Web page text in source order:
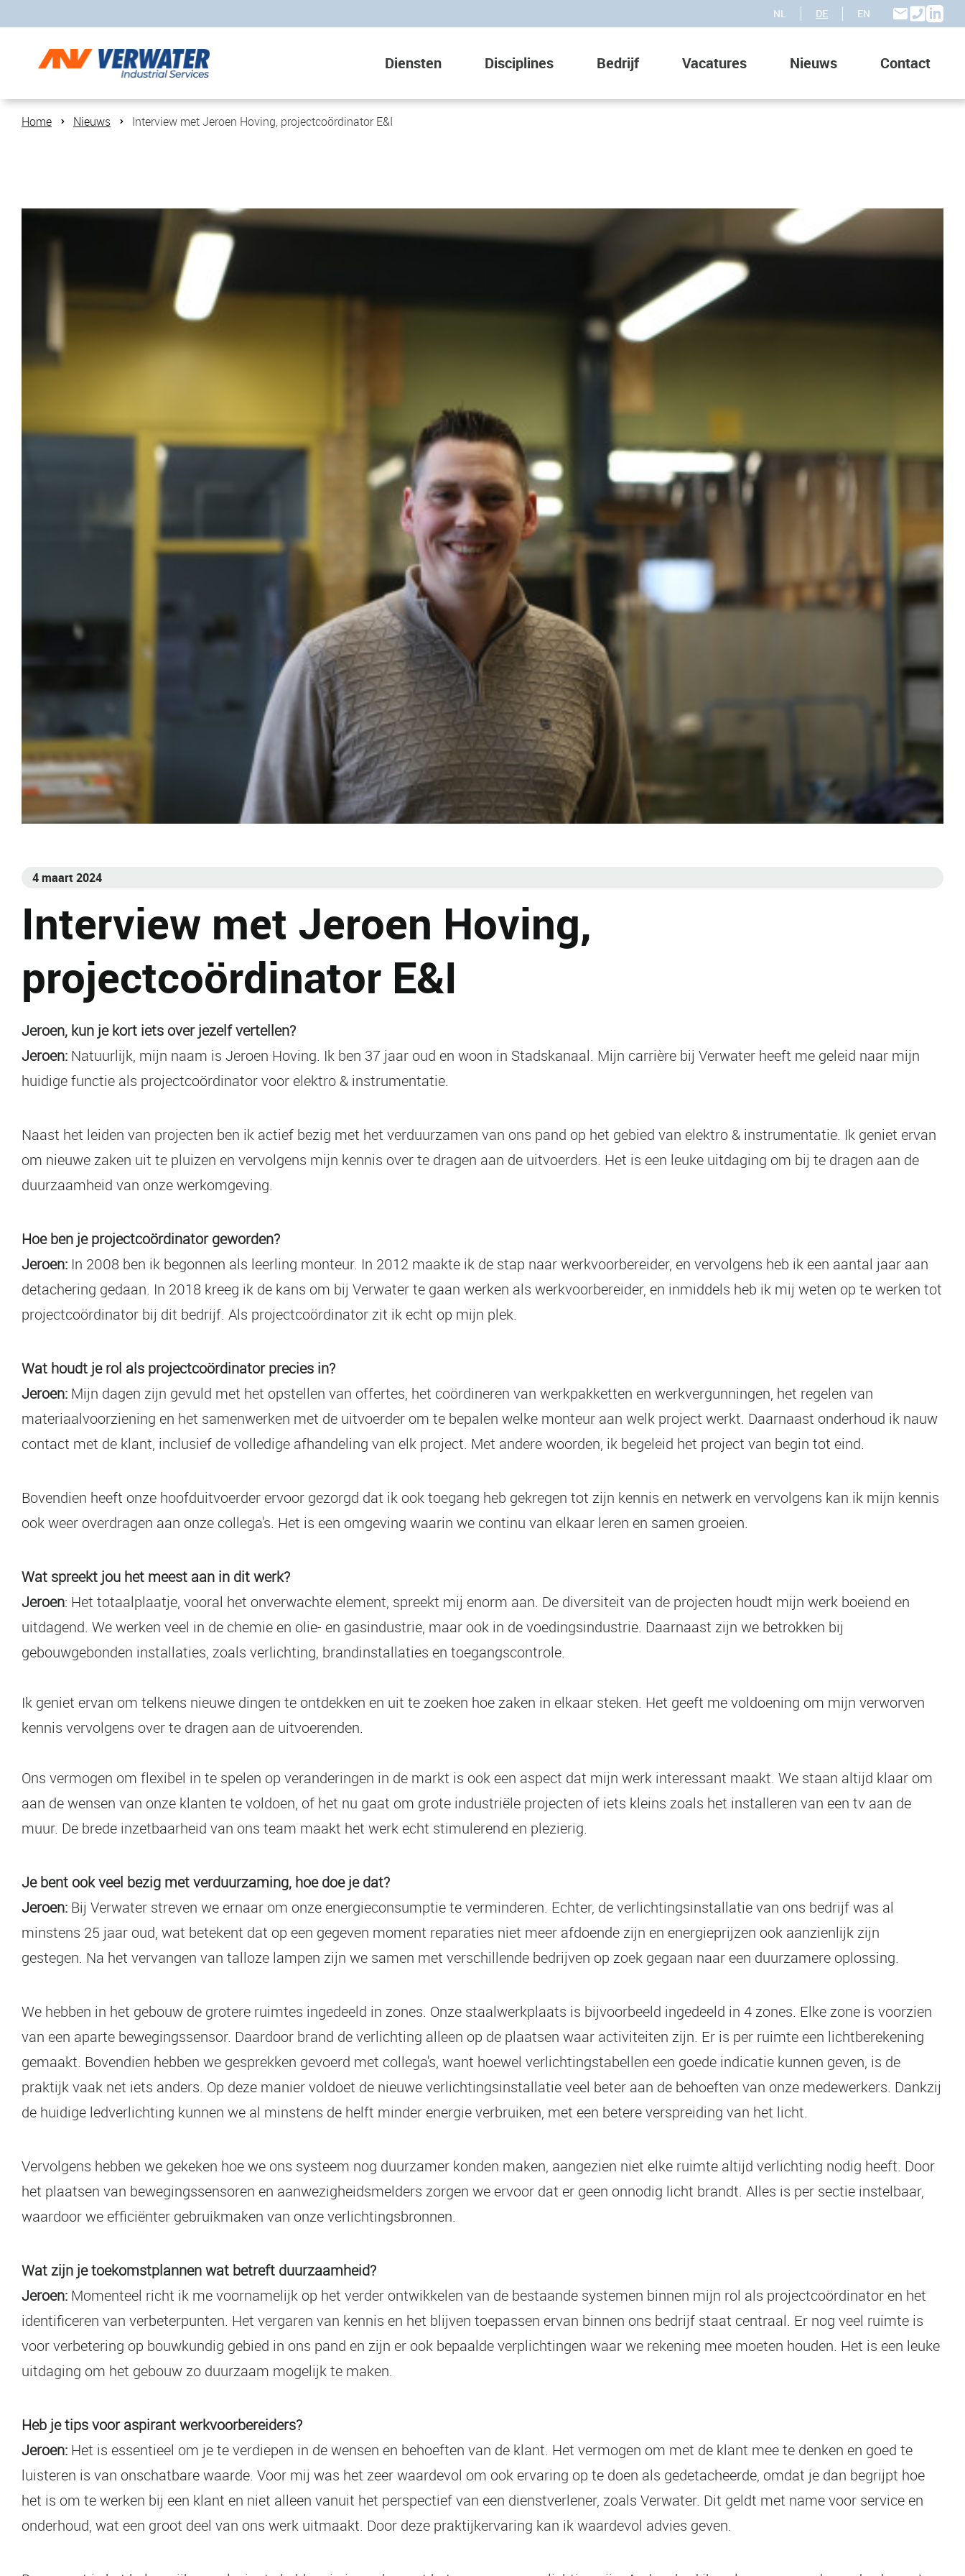
NL DE EN
Diensten Disciplines Bedrijf Vacatures Nieuws Contact
Home Nieuws Interview met Jeroen Hoving, projectcoördinator E&I
4 maart 2024
Interview met Jeroen Hoving,
projectcoördinator E&I
Jeroen, kun je kort iets over jezelf vertellen?
Jeroen: Natuurlijk, mijn naam is Jeroen Hoving. Ik ben 37 jaar oud en woon in Stadskanaal. Mijn carrière bij Verwater heeft me geleid naar mijn
huidige functie als projectcoördinator voor elektro & instrumentatie.
Naast het leiden van projecten ben ik actief bezig met het verduurzamen van ons pand op het gebied van elektro & instrumentatie. Ik geniet ervan
om nieuwe zaken uit te pluizen en vervolgens mijn kennis over te dragen aan de uitvoerders. Het is een leuke uitdaging om bij te dragen aan de
duurzaamheid van onze werkomgeving.
Hoe ben je projectcoördinator geworden?
Jeroen: In 2008 ben ik begonnen als leerling monteur. In 2012 maakte ik de stap naar werkvoorbereider, en vervolgens heb ik een aantal jaar aan
detachering gedaan. In 2018 kreeg ik de kans om bij Verwater te gaan werken als werkvoorbereider, en inmiddels heb ik mij weten op te werken tot
projectcoördinator bij dit bedrijf. Als projectcoördinator zit ik echt op mijn plek.
Wat houdt je rol als projectcoördinator precies in?
Jeroen: Mijn dagen zijn gevuld met het opstellen van offertes, het coördineren van werkpakketten en werkvergunningen, het regelen van
materiaalvoorziening en het samenwerken met de uitvoerder om te bepalen welke monteur aan welk project werkt. Daarnaast onderhoud ik nauw
contact met de klant, inclusief de volledige afhandeling van elk project. Met andere woorden, ik begeleid het project van begin tot eind.
Bovendien heeft onze hoofduitvoerder ervoor gezorgd dat ik ook toegang heb gekregen tot zijn kennis en netwerk en vervolgens kan ik mijn kennis
ook weer overdragen aan onze collega's. Het is een omgeving waarin we continu van elkaar leren en samen groeien.
Wat spreekt jou het meest aan in dit werk?
Jeroen: Het totaalplaatje, vooral het onverwachte element, spreekt mij enorm aan. De diversiteit van de projecten houdt mijn werk boeiend en
uitdagend. We werken veel in de chemie en olie- en gasindustrie, maar ook in de voedingsindustrie. Daarnaast zijn we betrokken bij
gebouwgebonden installaties, zoals verlichting, brandinstallaties en toegangscontrole.
Ik geniet ervan om telkens nieuwe dingen te ontdekken en uit te zoeken hoe zaken in elkaar steken. Het geeft me voldoening om mijn verworven
kennis vervolgens over te dragen aan de uitvoerenden.
Ons vermogen om flexibel in te spelen op veranderingen in de markt is ook een aspect dat mijn werk interessant maakt. We staan altijd klaar om
aan de wensen van onze klanten te voldoen, of het nu gaat om grote industriële projecten of iets kleins zoals het installeren van een tv aan de
muur. De brede inzetbaarheid van ons team maakt het werk echt stimulerend en plezierig.
Je bent ook veel bezig met verduurzaming, hoe doe je dat?
Jeroen: Bij Verwater streven we ernaar om onze energieconsumptie te verminderen. Echter, de verlichtingsinstallatie van ons bedrijf was al
minstens 25 jaar oud, wat betekent dat op een gegeven moment reparaties niet meer afdoende zijn en energieprijzen ook aanzienlijk zijn
gestegen. Na het vervangen van talloze lampen zijn we samen met verschillende bedrijven op zoek gegaan naar een duurzamere oplossing.
We hebben in het gebouw de grotere ruimtes ingedeeld in zones. Onze staalwerkplaats is bijvoorbeeld ingedeeld in 4 zones. Elke zone is voorzien
van een aparte bewegingssensor. Daardoor brand de verlichting alleen op de plaatsen waar activiteiten zijn. Er is per ruimte een lichtberekening
gemaakt. Bovendien hebben we gesprekken gevoerd met collega's, want hoewel verlichtingstabellen een goede indicatie kunnen geven, is de
praktijk vaak net iets anders. Op deze manier voldoet de nieuwe verlichtingsinstallatie veel beter aan de behoeften van onze medewerkers. Dankzij
de huidige ledverlichting kunnen we al minstens de helft minder energie verbruiken, met een betere verspreiding van het licht.
Vervolgens hebben we gekeken hoe we ons systeem nog duurzamer konden maken, aangezien niet elke ruimte altijd verlichting nodig heeft. Door
het plaatsen van bewegingssensoren en aanwezigheidsmelders zorgen we ervoor dat er geen onnodig licht brandt. Alles is per sectie instelbaar,
waardoor we efficiënter gebruikmaken van onze verlichtingsbronnen.
Wat zijn je toekomstplannen wat betreft duurzaamheid?
Jeroen: Momenteel richt ik me voornamelijk op het verder ontwikkelen van de bestaande systemen binnen mijn rol als projectcoördinator en het
identificeren van verbeterpunten. Het vergaren van kennis en het blijven toepassen ervan binnen ons bedrijf staat centraal. Er nog veel ruimte is
voor verbetering op bouwkundig gebied in ons pand en zijn er ook bepaalde verplichtingen waar we rekening mee moeten houden. Het is een leuke
uitdaging om het gebouw zo duurzaam mogelijk te maken.
Heb je tips voor aspirant werkvoorbereiders?
Jeroen: Het is essentieel om je te verdiepen in de wensen en behoeften van de klant. Het vermogen om met de klant mee te denken en goed te
luisteren is van onschatbare waarde. Voor mij was het zeer waardevol om ook ervaring op te doen als gedetacheerde, omdat je dan begrijpt hoe
het is om te werken bij een klant en niet alleen vanuit het perspectief van een dienstverlener, zoals Verwater. Dit geldt met name voor service en
onderhoud, wat een groot deel van ons werk uitmaakt. Door deze praktijkervaring kan ik waardevol advies geven.